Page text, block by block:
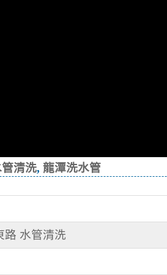
清洗, 龍潭洗水管
路 水管清洗